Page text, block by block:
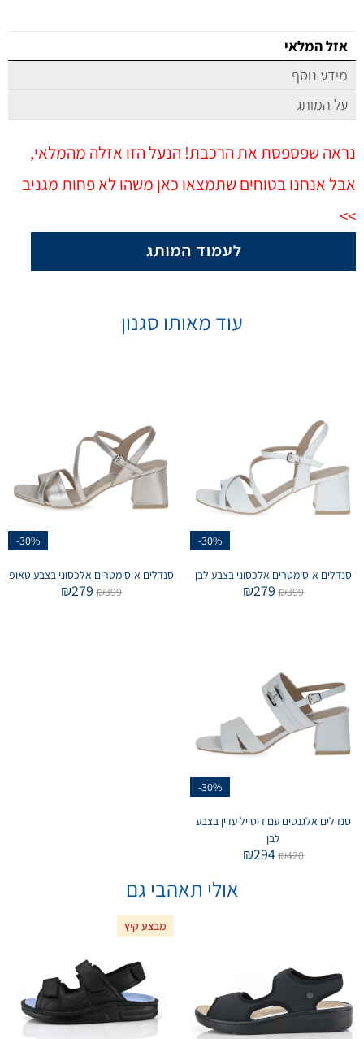
אזל המלאי
מידע נוסף
על המותג
נראה שפספסת את הרכבת! הנעל הזו אזלה מהמלאי,
אבל אנחנו בטוחים שתמצאו כאן משהו לא פחות מגניב
>>
עוד מאותו סגנון
-30%
סנדלים א-סימטרים אלכסוני בצבע לבן
₪399
₪279
-30%
סנדלים א-סימטרים אלכסוני בצבע טאופ
₪399
₪279
-30%
סנדלים אלגנטים עם דיטייל עדין בצבע
לבן
₪420
₪294
אולי תאהבי גם
מבצע קיץ